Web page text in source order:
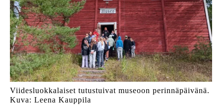
Viidesluokkalaiset tutustuivat museoon perinnäpäivänä.
Kuva: Leena Kauppila